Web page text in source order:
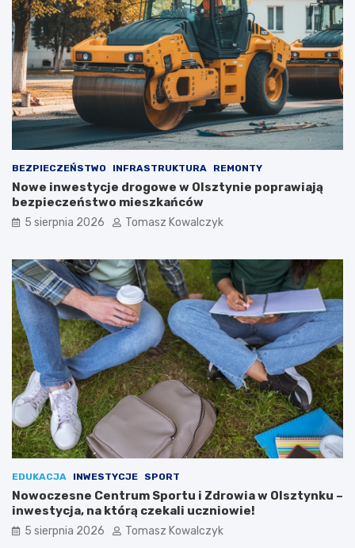
BEZPIECZEŃSTWO INFRASTRUKTURA REMONTY
Nowe inwestycje drogowe w Olsztynie poprawiają
bezpieczeństwo mieszkańców
5 sierpnia 2026 Tomasz Kowalczyk
EDUKACJA INWESTYCJE SPORT
Nowoczesne Centrum Sportu i Zdrowia w Olsztynku –
inwestycja, na którą czekali uczniowie!
5 sierpnia 2026 Tomasz Kowalczyk